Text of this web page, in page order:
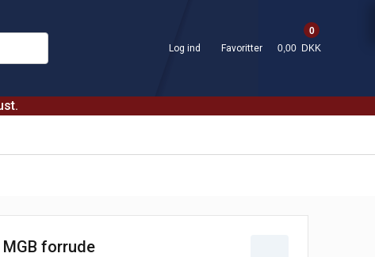
Log ind Favoritter
0
0,00 DKK
forrude